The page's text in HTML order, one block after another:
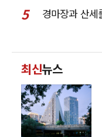
5
최신뉴스